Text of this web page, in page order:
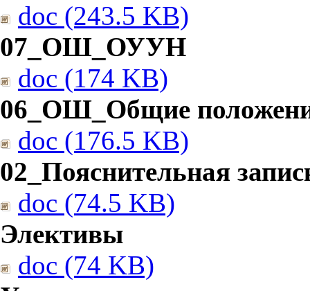
doc (243.5 KB)
07_ОШ_ОУУН
doc (174 KB)
06_ОШ_Общие
doc (176.5 KB)
02_Пояснительная
doc (74.5 KB)
Элективы
doc (74 KB)